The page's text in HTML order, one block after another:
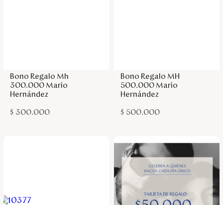
Bono Regalo Mh
300.000 Mario
Hernández
$ 300.000
Bono Regalo MH
500.000 Mario
Hernández
$ 500.000